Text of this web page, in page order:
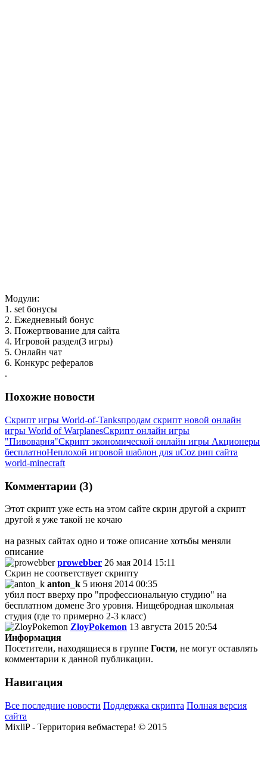
Модули:
1. set бонусы
2. Ежедневный бонус
3. Пожертвование для сайта
4. Игровой раздел(3 игры)
5. Онлайн чат
6. Конкурс рефералов
.
Похожие новости
Скрипт игры World-of-Tanksпродам скрипт новой онлайн
игры World of WarplanesСкрипт онлайн игры
"Пивоварня"Скрипт экономической онлайн игры Акционеры
бесплатноНеплохой игровой шаблон для uCoz рип сайта
world-minecraft
Комментарии (3)
Этот скрипт уже есть на этом сайте скрин другой а скрипт
другой я уже такой не кочаю
на разных сайтах одно и тоже описание хотьбы меняли
описание
prowebber 26 мая 2014 15:11
Скрин не соответствует скрипту
anton_k 5 июня 2014 00:35
убил пост вверху про "профессиональную студию" на
бесплатном домене 3го уровня. Нищебродная школьная
студия (где то примерно 2-3 класс)
ZloyPokemon 13 августа 2015 20:54
Информация
Посетители, находящиеся в группе Гости, не могут оставлять
комментарии к данной публикации.
Навигация
Все последние новости Поддержка скрипта Полная версия
сайта
MixliP - Территория вебмастера! © 2015